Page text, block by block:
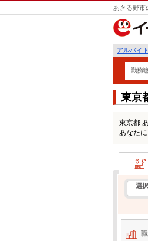
あきる野市
アルバイ
勤務地
東京
東京都
あなた
勤務地
選